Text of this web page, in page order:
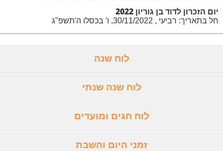
יום הזכרון לדוד בן גוריון 2022
חל בתאריך: רביעי , 30/11/2022, ו' בכסלו ה'תשפ"ג
לוח שנה
לוח שנה שנתי
לוח חגים ומועדים
זמני היום והשבת